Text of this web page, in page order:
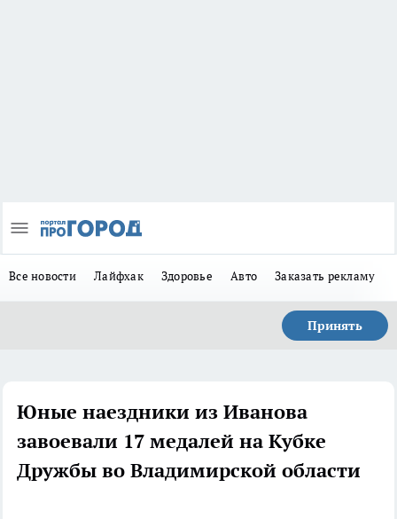
Все новости Лайфхак Здоровье Авто Заказать рекламу
Принять
Юные наездники из Иванова
завоевали 17 медалей на Кубке
Дружбы во Владимирской области